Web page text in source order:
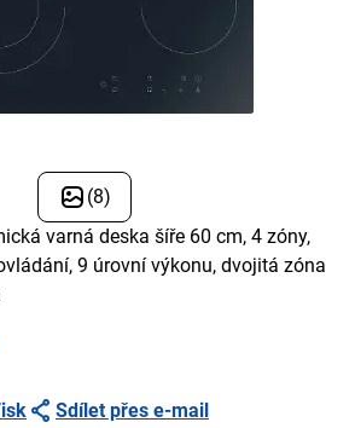
(8)
varná deska šíře 60 cm, 4 zóny,
9 úrovní výkonu, dvojitá zóna
Sdílet přes e-mail